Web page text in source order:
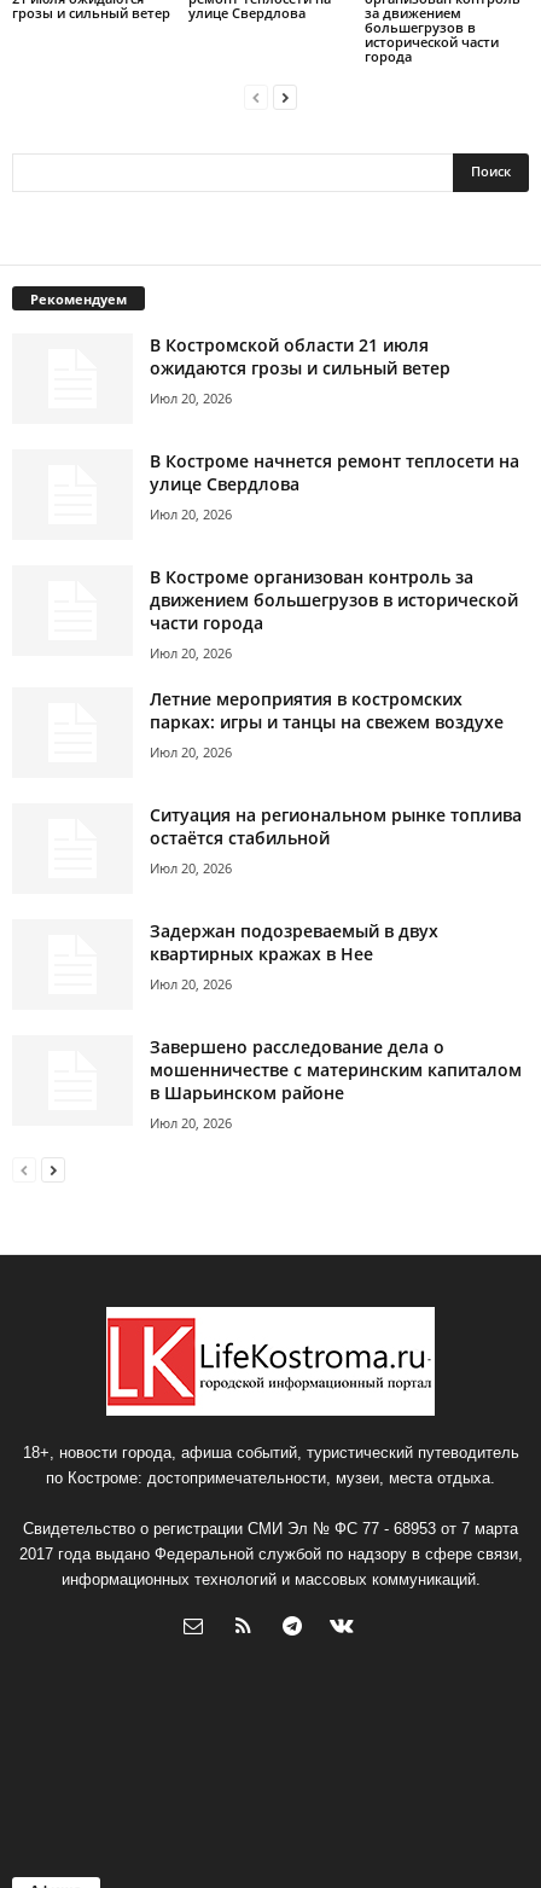
грозы и сильный ветер
улице Свердлова
за движением
большегрузов в
исторической части
города
Рекомендуем
В Костромской области 21 июля
ожидаются грозы и сильный ветер
Июл 20, 2026
В Костроме начнется ремонт теплосети на
улице Свердлова
Июл 20, 2026
В Костроме организован контроль за
движением большегрузов в исторической
части города
Июл 20, 2026
Летние мероприятия в костромских
парках: игры и танцы на свежем воздухе
Июл 20, 2026
Ситуация на региональном рынке топлива
остаётся стабильной
Июл 20, 2026
Задержан подозреваемый в двух
квартирных кражах в Нее
Июл 20, 2026
Завершено расследование дела о
мошенничестве с материнским капиталом
в Шарьинском районе
Июл 20, 2026
18+, новости города, афиша событий, туристический путеводитель
по Костроме: достопримечательности, музеи, места отдыха.
Свидетельство о регистрации СМИ Эл № ФС 77 - 68953 от 7 марта
2017 года выдано Федеральной службой по надзору в сфере связи,
информационных технологий и массовых коммуникаций.